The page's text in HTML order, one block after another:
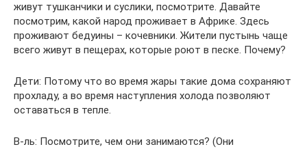
живут тушканчики и суслики, посмотрите. Давайте
посмотрим, какой народ проживает в Африке. Здесь
проживают бедуины – кочевники. Жители пустынь чаще
всего живут в пещерах, которые роют в песке. Почему?
Дети: Потому что во время жары такие дома сохраняют
прохладу, а во время наступления холода позволяют
оставаться в тепле.
В-ль: Посмотрите, чем они занимаются? (Они